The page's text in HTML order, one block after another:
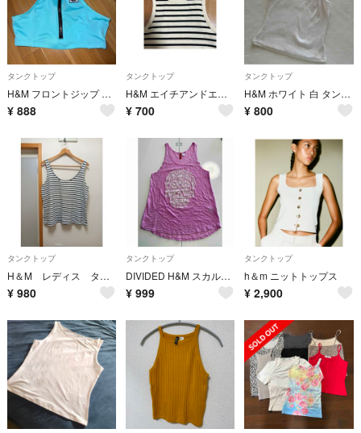
タンクトップ
H&M フロントジップ タンクトップ ライトブルー Sサイズ
¥ 888
タンクトップ
H&M エイチアンドエム ショート丈 クロップドタンクトップ
¥ 700
タンクトップ
H&M ホワイト 白 タンクトップ ノースリーブ アシンメトリー リブ素材
¥ 800
タンクトップ
H＆M レディス タンクトップ L
¥ 980
タンクトップ
DIVIDED H&M スカルプリント タンクトップ パープル M
¥ 999
タンクトップ
h＆m ニットトップス
¥ 2,900